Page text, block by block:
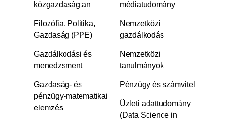
közgazdaságtan
Filozófia, Politika,
Gazdaság (PPE)
Gazdálkodási és
menedzsment
Gazdaság- és
pénzügy-matematikai
elemzés
médiatudomány
Nemzetközi
gazdálkodás
Nemzetközi
tanulmányok
Pénzügy és számvitel
Üzleti adattudomány
(Data Science in